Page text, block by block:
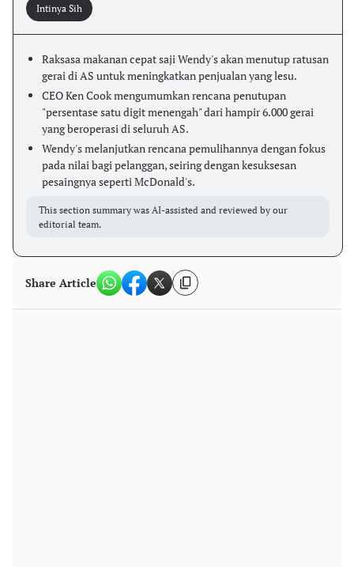
Intinya Sih
Raksasa makanan cepat saji Wendy's akan menutup ratusan
gerai di AS untuk meningkatkan penjualan yang lesu.
CEO Ken Cook mengumumkan rencana penutupan
"persentase satu digit menengah" dari hampir 6.000 gerai
yang beroperasi di seluruh AS.
Wendy's melanjutkan rencana pemulihannya dengan fokus
pada nilai bagi pelanggan, seiring dengan kesuksesan
pesaingnya seperti McDonald's.
This section summary was AI-assisted and reviewed by our
editorial team.
Share Article